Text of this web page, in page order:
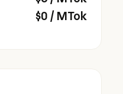
$0 / MTok